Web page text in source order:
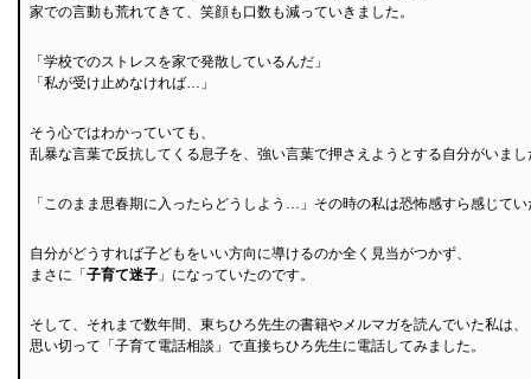
家での言動も荒れてきて、笑顔も口数も減っていきました。
「学校でのストレスを家で発散しているんだ」
「私が受け止めなければ…」
そう心ではわかっていても、
乱暴な言葉で反抗してくる息子を、強い言葉で押さえようとする自分がいまし
「このまま思春期に入ったらどうしよう…」その時の私は恐怖感すら感じて
自分がどうすれば子どもをいい方向に導けるのか全く見当がつかず、
まさに「 子育て迷子 」になっていたのです。
そして、それまで数年間、東ちひろ先生の書籍やメルマガを読んでいた私は、
思い切って「子育て電話相談」で直接ちひろ先生に電話してみました。